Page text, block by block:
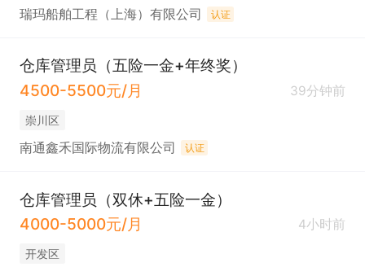
瑞玛船舶工程（上海）有限公司 认证
仓库管理员（五险一金+年终奖）
4500-5500元/月
39分钟前
崇川区
南通鑫禾国际物流有限公司 认证
仓库管理员（双休+五险一金）
4000-5000元/月
4小时前
开发区